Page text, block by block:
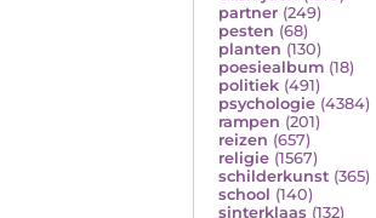
partner (249)
pesten (68)
planten (130)
poesiealbum (18)
politiek (491)
psychologie (4384)
rampen (201)
reizen (657)
religie (1567)
schilderkunst (365)
school (140)
sinterklaas (132)